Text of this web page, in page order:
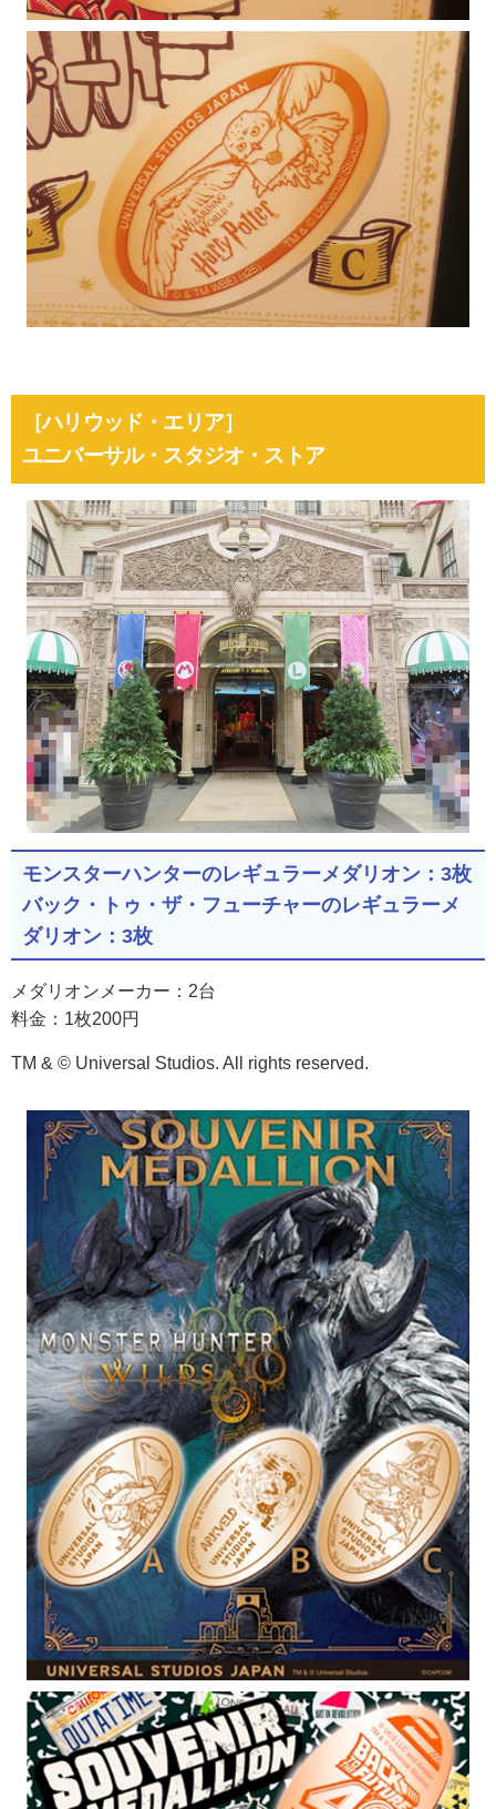
［ハリウッド・エリア］
ユニバーサル・スタジオ・ストア
モンスターハンターのレギュラーメダリオン：3枚
バック・トゥ・ザ・フューチャーのレギュラーメ
ダリオン：3枚
メダリオンメーカー：2台
料金：1枚200円
TM & © Universal Studios. All rights reserved.